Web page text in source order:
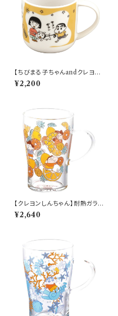
【ちびまる子ちゃんandクレヨン
しんちゃん】マグ(散歩)【CMCS
10】4979855123164
¥2,200
【クレヨンしんちゃん】耐熱ガラス
マグ（フルーツ）【CS40】CS43-
815
¥2,640